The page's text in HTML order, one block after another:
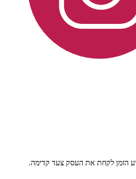
הזמן לקחת את העסק צעד קדימה.